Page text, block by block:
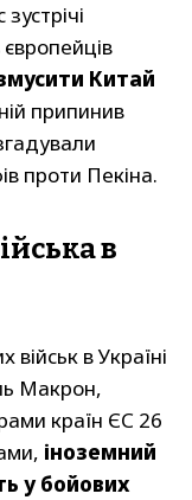
Китай
припинив
проти Пекіна.
в
в Україні
Макрон,
країн ЄС 26
іноземний
у бойових